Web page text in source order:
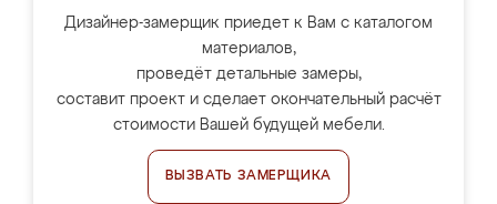
Дизайнер-замерщик приедет к Вам с каталогом
материалов,
проведёт детальные замеры,
составит проект и сделает окончательный расчёт
стоимости Вашей будущей мебели.
ВЫЗВАТЬ ЗАМЕРЩИКА